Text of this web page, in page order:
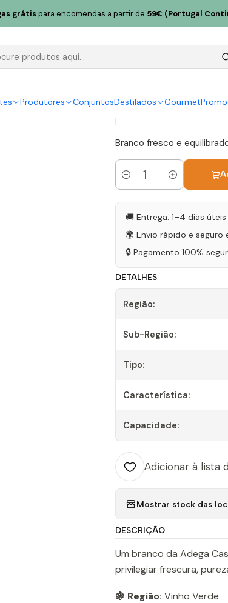
Produtores ConjuntosDestilados Gourmet
grátispara encomendas a partir de 59€ (Portugal
Torre Sousa Lopes Reserva Branco 2022 Vinho Verde
Adega
Branco
|
Branco fresco e
Quantidade
🚚 Entrega: 1–4 dias
🌍 Envio rápido e seguro
🔒 Pagamento 100%
DETALHES
Região:
Sub-Região:
Tipo:
Característica:
Capacidade:
Adicionar à lista
Mostrar stock das
DESCRIÇÃO
Um branco da Adega
privilegiar frescura,
🍇 Região: Vinho Verde